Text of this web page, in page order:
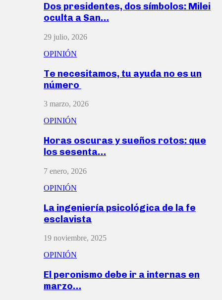
Dos presidentes, dos símbolos: Milei
oculta a San…
29 julio, 2026
OPINIÓN
Te necesitamos, tu ayuda no es un
número
3 marzo, 2026
OPINIÓN
Horas oscuras y sueños rotos: que
los sesenta…
7 enero, 2026
OPINIÓN
La ingeniería psicológica de la fe
esclavista
19 noviembre, 2025
OPINIÓN
El peronismo debe ir a internas en
marzo…